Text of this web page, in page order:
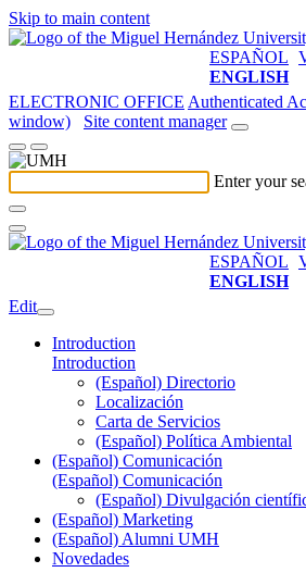
Skip to main content
ESPAÑOL
ENGLISH
ELECTRONIC OFFICE Authenticated
window)
Site content manager
Enter your
ESPAÑOL
ENGLISH
Edit
Introduction
Introduction
(Español) Directorio
Localización
Carta de Servicios
(Español) Política Ambiental
(Español) Comunicación
(Español) Comunicación
(Español) Divulgación
(Español) Marketing
(Español) Alumni UMH
Novedades